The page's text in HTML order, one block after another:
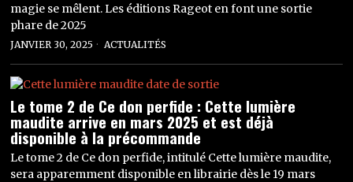
magie se mêlent. Les éditions Rageot en font une sortie
phare de 2025
JANVIER 30, 2025 ACTUALITÉS
Le tome 2 de Ce don perfide : Cette lumière
maudite arrive en mars 2025 et est déjà
disponible à la précommande
Le tome 2 de Ce don perfide, intitulé Cette lumière maudite,
sera apparemment disponible en librairie dès le 19 mars